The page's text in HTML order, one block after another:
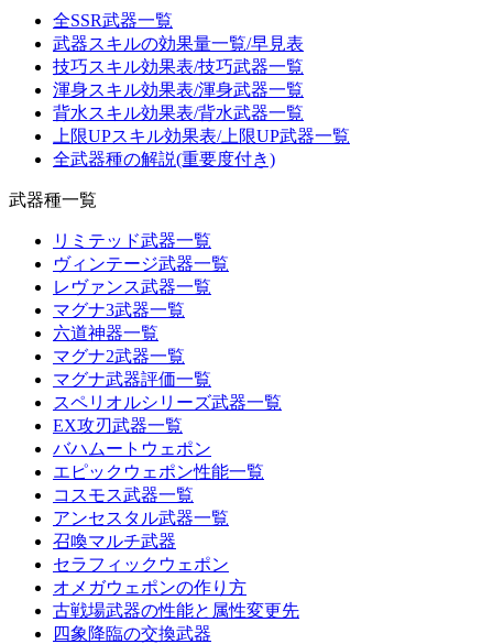
全SSR武器一覧
武器スキルの効果量一覧/早見表
技巧スキル効果表/技巧武器一覧
渾身スキル効果表/渾身武器一覧
背水スキル効果表/背水武器一覧
上限UPスキル効果表/上限UP武器一覧
全武器種の解説(重要度付き)
武器種一覧
リミテッド武器一覧
ヴィンテージ武器一覧
レヴァンス武器一覧
マグナ3武器一覧
六道神器一覧
マグナ2武器一覧
マグナ武器評価一覧
スペリオルシリーズ武器一覧
EX攻刃武器一覧
バハムートウェポン
エピックウェポン性能一覧
コスモス武器一覧
アンセスタル武器一覧
召喚マルチ武器
セラフィックウェポン
オメガウェポンの作り方
古戦場武器の性能と属性変更先
四象降臨の交換武器